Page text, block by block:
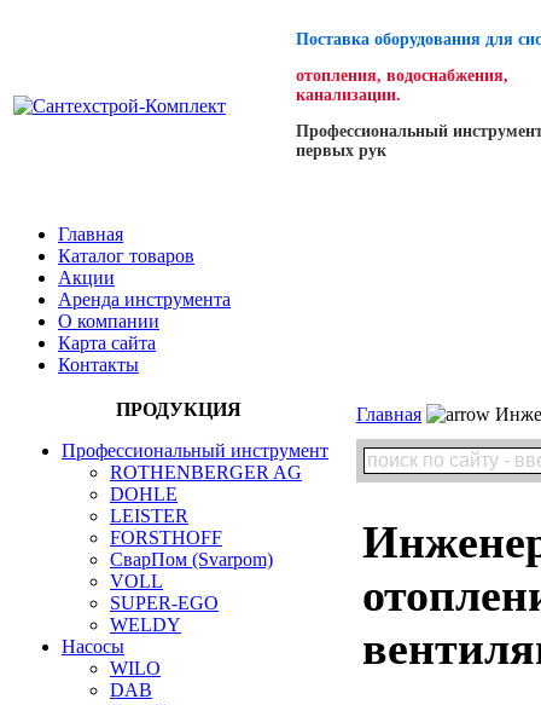
Поставка оборудования для
отопления, водоснабжения,
канализации.
Профессиональный
первых рук
Главная
Каталог товаров
Акции
Аренда инструмента
О компании
Карта сайта
Контакты
ПРОДУКЦИЯ
Профессиональный инструмент
ROTHENBERGER AG
DOHLE
LEISTER
FORSTHOFF
СварПом (Svarpom)
VOLL
SUPER-EGO
WELDY
Насосы
WILO
DAB
Главная